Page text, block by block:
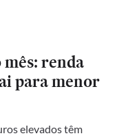
renda
para menor
elevados têm